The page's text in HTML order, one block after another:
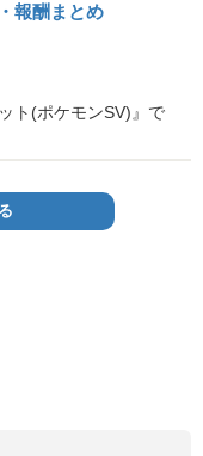
報酬まとめ
ト(ポケモンSV)』で